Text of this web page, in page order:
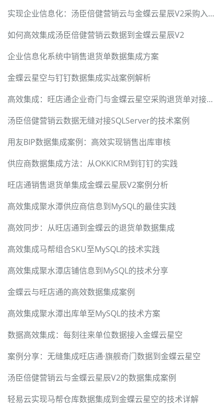
实现企业信息化：汤臣倍健营销云与金蝶云星辰V2采购入库同步
如何高效集成汤臣倍健营销云数据到金蝶云星辰V2
企业信息化系统中销售退货单数据集成方案
金蝶云星空与钉钉数据集成实战案例解析
高效集成：旺店通企业奇门与金蝶云星空采购退货单对接方案
汤臣倍健营销云数据无缝对接SQLServer的技术案例
用友BIP数据集成案例：高效实现销售出库审核
供应商数据集成方法：从OKKICRM到钉钉的实践
旺店通销售退货单集成金蝶云星辰V2案例分析
高效集成聚水潭供应商信息到MySQL的最佳实践
高效同步：从旺店通到金蝶云的退货单数据集成
高效集成马帮组合SKU至MySQL的技术实践
高效集成聚水潭店铺信息到MySQL的技术分享
金蝶云与旺店通的高效数据集成案例
高效集成聚水潭出库单至MySQL的技术方案
数据高效集成：每刻往来单位数据接入金蝶云星空
案例分享：无缝集成旺店通·旗舰奇门数据到金蝶云星空
汤臣倍健营销云与金蝶云星辰V2的数据集成案例
轻易云实现马帮仓库数据集成到金蝶云星空的技术详解